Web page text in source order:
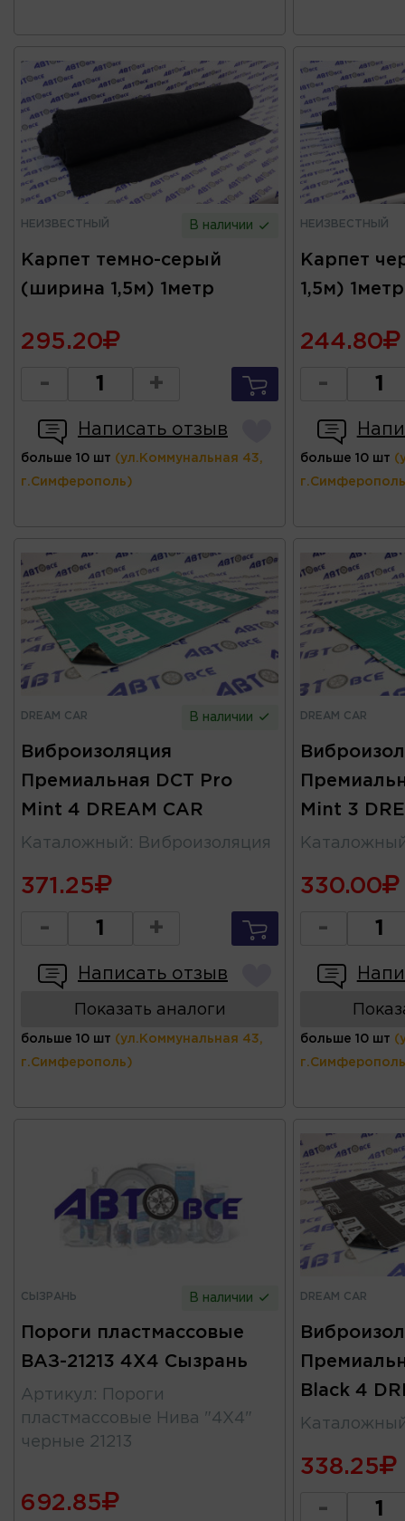
НЕИЗВЕСТНЫЙ В наличии
Карпет темно-серый
(ширина 1,5м) 1метр
295.20
- +
Написать отзыв
больше 10 шт (ул.Коммунальная 43,
г.Симферополь)
НЕИЗВЕСТНЫЙ
Карпет
1,5м) 1метр
244.80
-
больше 10 шт
DREAM CAR В наличии
Виброизоляция
Премиальная DCT Pro
Mint 4 DREAM CAR
Каталожный : Виброизоляция
371.25
- +
Написать отзыв
Показать аналоги
больше 10 шт (ул.Коммунальная 43,
г.Симферополь)
DREAM CAR
Mint 3
330.00
-
больше 10 шт
СЫЗРАНЬ В наличии
Пороги пластмассовые
ВАЗ-21213 4X4 Сызрань
Артикул :
Пороги
пластмассовые Нива "4X4"
черные 21213
692.85
DREAM CAR
Black 4
338.25
-